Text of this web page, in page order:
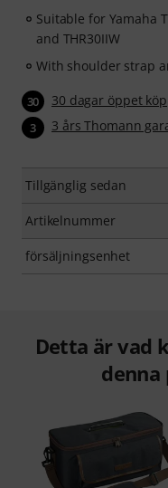
Suitable for Yamaha
and THR30IIW
With shoulder strap
30 30 dagar öppet köp
3 3 års Thomann
Tillgänglig sedan
Artikelnummer
försäljningsenhet
Detta är vad